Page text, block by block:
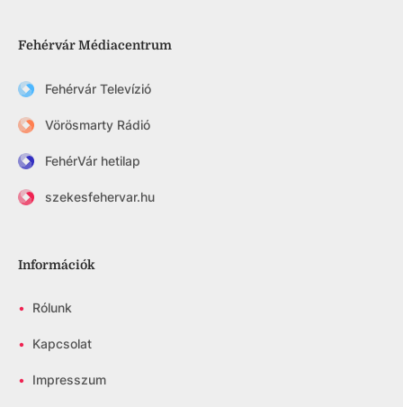
Fehérvár Médiacentrum
Fehérvár Televízió
Vörösmarty Rádió
FehérVár hetilap
szekesfehervar.hu
Információk
• Rólunk
• Kapcsolat
• Impresszum